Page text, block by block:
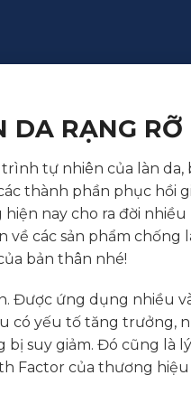
DA RẠNG RỠ
tự nhiên của làn da,
thành phần phục hồi
nay cho ra đời nhiều
các sản phẩm chống
bản thân nhé!
Được ứng dụng nhiều
có yếu tố tăng trưởng,
suy giảm. Đó cũng là
Factor của thương hiệu